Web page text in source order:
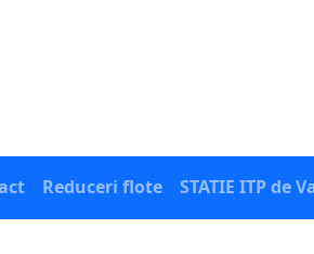
Reduceri flote STATIE ITP de